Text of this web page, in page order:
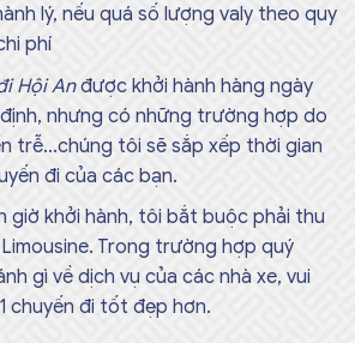
lý, nếu quá số lượng valy theo quy
phí
Hội Anđược khởi hành hàng ngày
nhưng có những trường hợp do
trễ…chúng tôi sẽ sắp xếp thời gian
đi của các bạn.
giờ khởi hành, tôi bắt buộc phải thu
Trong trường hợp quý
gì về dịch vụ của các nhà xe, vui
chuyến đi tốt đẹp hơn.